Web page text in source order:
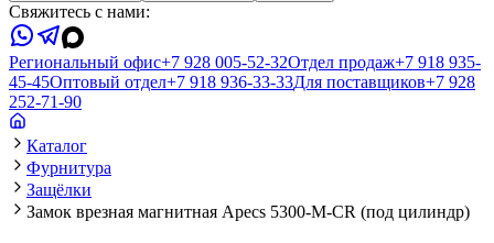
Свяжитесь с нами:
Региональный офис+7 928 005-52-32Отдел продаж+7 918 935-
45-45Оптовый отдел+7 918 936-33-33Для поставщиков+7 928
252-71-90
Каталог
Фурнитура
Защёлки
Замок врезная магнитная Apecs 5300-M-CR (под цилиндр)